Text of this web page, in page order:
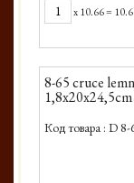
x10.66=
8-65 cruce
Код товара : D 8-